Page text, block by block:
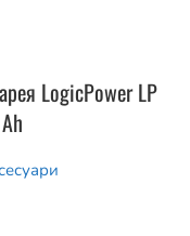
LogicPower LP